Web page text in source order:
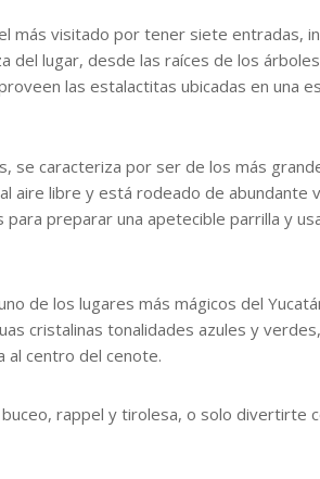
más visitado por tener siete entradas,
del lugar, desde las raíces de los
las estalactitas ubicadas en una
se caracteriza por ser de los más
aire libre y está rodeado de abundante
preparar una apetecible parrilla y
de los lugares más mágicos del
cristalinas tonalidades azules y
al centro del cenote.
rappel y tirolesa, o solo divertirte